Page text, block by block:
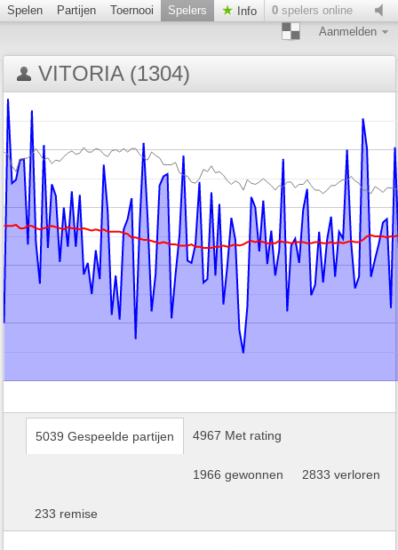
Spelen Partijen Toernooi Spelers Info 0 spelers online
Aanmelden
VITORIA (1304)
5039 Gespeelde partijen 4967 Met rating
1966 gewonnen 2833 verloren
233 remise